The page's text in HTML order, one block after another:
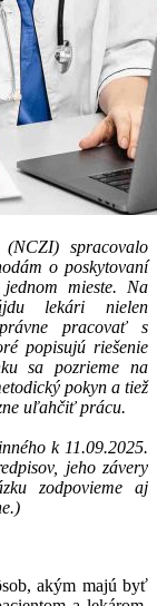
(NCZI) spracovalo
o poskytovaní
mieste. Na
lekári nielen
pracovať s
popisujú riešenie
sa pozrieme na
pokyn a tiež
uľahčiť prácu.
k 11.09.2025.
jeho závery
zodpovieme aj
akým majú byť